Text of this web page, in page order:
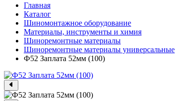
Главная
Каталог
Шиномонтажное оборудование
Материалы, инструменты и химия
Шиноремонтные материалы
Шиноремонтные материалы универсальные
Ф52 Заплата 52мм (100)